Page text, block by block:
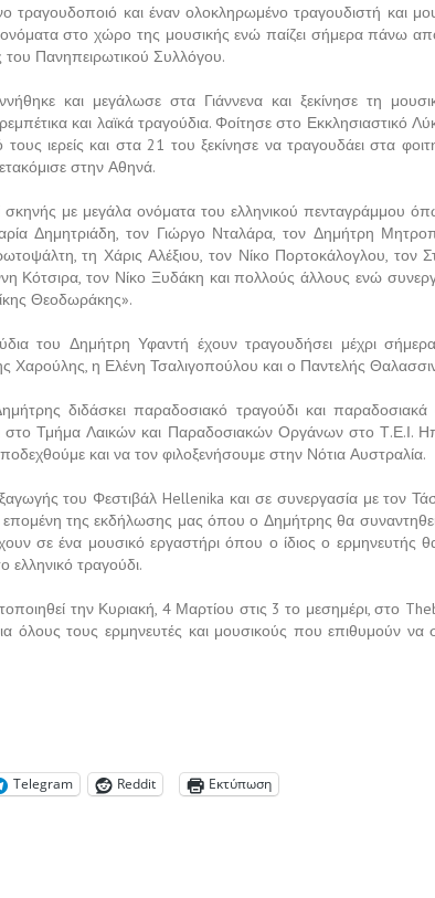
τραγουδοποιό και έναν ολοκληρωμένο τραγουδιστή και
στο χώρο της μουσικής ενώ παίζει σήμερα πάνω
Πανηπειρωτικού Συλλόγου.
και μεγάλωσε στα Γιάννενα και ξεκίνησε τη
και λαϊκά τραγούδια. Φοίτησε στο Εκκλησιαστικό
ιερείς και στα 21 του ξεκίνησε να τραγουδάει στα
στην Αθηνά.
σκηνής με μεγάλα ονόματα του ελληνικού πενταγράμμου
Δημητριάδη, τον Γιώργο Νταλάρα, τον Δημήτρη
τη Χάρις Αλέξιου, τον Νίκο Πορτοκάλογλου, τον
Κότσιρα, τον Νίκο Ξυδάκη και πολλούς άλλους ενώ
Θεοδωράκης».
του Δημήτρη Υφαντή έχουν τραγουδήσει μέχρι
Χαρούλης, η Ελένη Τσαλιγοπούλου και ο Παντελής
διδάσκει παραδοσιακό τραγούδι και
στο Τμήμα Λαικών και Παραδοσιακών Οργάνων στο Τ.Ε.Ι.
και να τον φιλοξενήσουμε στην Νότια Αυστραλία.
του Φεστιβάλ Hellenika και σε συνεργασία με τον
της εκδήλωσης μας όπου ο Δημήτρης θα
σε ένα μουσικό εργαστήρι όπου ο ίδιος ο ερμηνευτής
τραγούδι.
την Κυριακή, 4 Μαρτίου στις 3 το μεσημέρι, στο
όλους τους ερμηνευτές και μουσικούς που επιθυμούν να
Telegram Reddit Εκτύπωση